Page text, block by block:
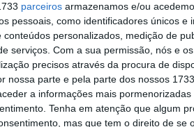
parceiros armazenamos e/ou
pessoais, como identificadores únicos
conteúdos personalizados, medição de
serviços. Com a sua permissão, nós e
precisos através da procura de
nossa parte e pela parte dos nossos
a informações mais
Tenha em atenção que algum
mas que tem o direito de se